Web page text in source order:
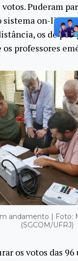
votos. Puderam
sistema on-line
os de
os professores
andamento | Foto:
(SGCOM/UFRJ)
os votos das